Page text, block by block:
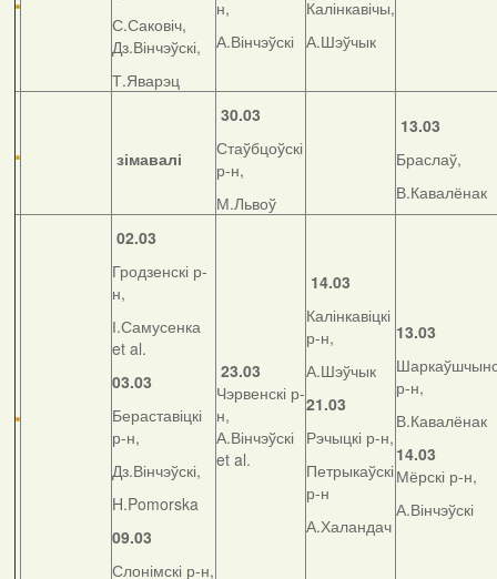
С.Саковіч,
Дз.Вінчэўскі,
Т.Яварэц
н,
А.Вінчэўскі
Калінкавічы,
А.Шэўчык
зімавалі
30.03
Стаўбцоўскі
р-н,
М.Львоў
13.03
Браслаў,
В.Кавалёнак
02.03
Гродзенскі р-
н,
І.Самусенка
et al.
03.03
Бераставіцкі
р-н,
Дз.Вінчэўскі,
H.Pomorska
09.03
Слонімскі р-н,
23.03
Чэрвенскі р-
н,
А.Вінчэўскі
et al.
14.03
Калінкавіцкі
р-н,
А.Шэўчык
21.03
Рэчыцкі р-н,
Петрыкаўскі
р-н
А.Халандач
13.03
р-н,
В.Кавалёнак
14.03
Мёрскі р-н,
А.Вінчэўскі